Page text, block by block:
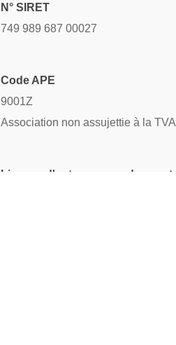
N° SIRET
749 989 687 00027
Code APE
9001Z
Association non assujettie à la TVA
Licence d'entrepreneur de